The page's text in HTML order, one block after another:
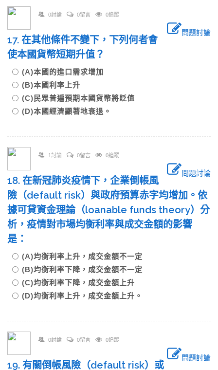
0討論 0留言 0追蹤
問題討論
17. 在其他條件不變下，下列何者會
使本國貨幣短期升值？
(A)本國的進口需求增加
(B)本國利率上升
(C)民眾普遍預期本國貨幣將貶值
(D)本國經濟顯著地衰退。
1討論 0留言 0追蹤
問題討論
18. 在新冠肺炎疫情下，企業倒帳風
險（default risk）與政府預算赤字均增加。依
據可貸資金理論（loanable funds theory）分
析，疫情對市場均衡利率與成交金額的影響
是：
(A)均衡利率上升，成交金額不一定
(B)均衡利率下降，成交金額不一定
(C)均衡利率下降，成交金額上升
(D)均衡利率上升，成交金額上升。
0討論 0留言 0追蹤
問題討論
19. 有關倒帳風險（default risk）或